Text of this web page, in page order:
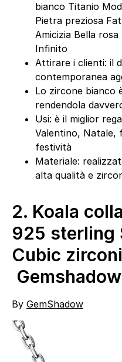
bianco Titanio
Pietra preziosa
Amicizia Bella
Infinito
Attirare i clienti: il
contemporanea
Lo zircone bianco
rendendola
Usi: è il miglior
Valentino, Natale,
festività
Materiale:
alta qualità e
2. Koala
925 sterling
Cubic
Gemshadow
By GemShadow